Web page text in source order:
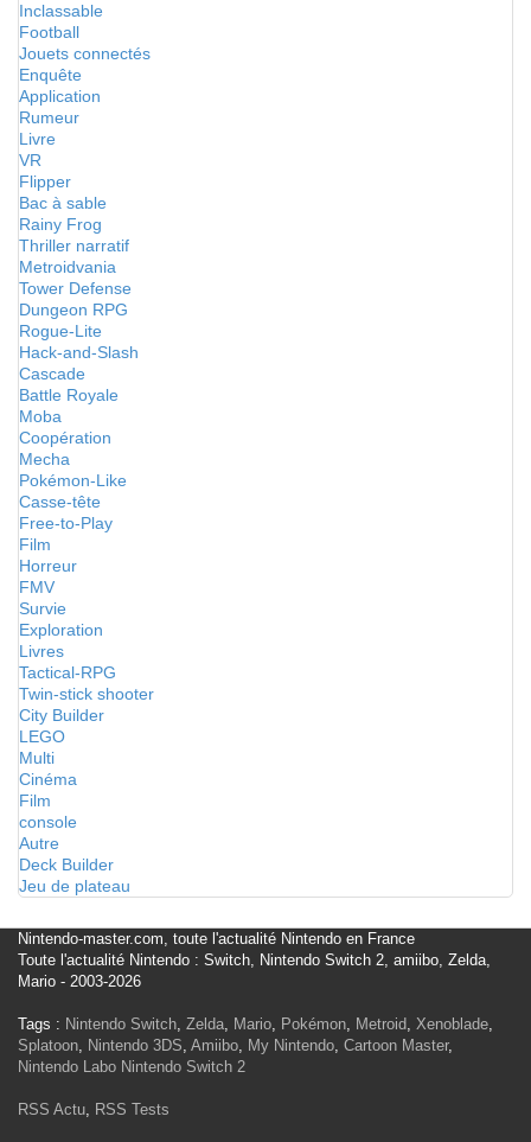
Inclassable
Football
Jouets connectés
Enquête
Application
Rumeur
Livre
VR
Flipper
Bac à sable
Rainy Frog
Thriller narratif
Metroidvania
Tower Defense
Dungeon RPG
Rogue-Lite
Hack-and-Slash
Cascade
Battle Royale
Moba
Coopération
Mecha
Pokémon-Like
Casse-tête
Free-to-Play
Film
Horreur
FMV
Survie
Exploration
Livres
Tactical-RPG
Twin-stick shooter
City Builder
LEGO
Multi
Cinéma
Film
console
Autre
Deck Builder
Jeu de plateau
Nintendo-master.com, toute l'actualité Nintendo en France
Toute l'actualité Nintendo : Switch, Nintendo Switch 2, amiibo, Zelda,
Mario - 2003-2026
Tags : Nintendo Switch, Zelda, Mario, Pokémon, Metroid, Xenoblade,
Splatoon, Nintendo 3DS, Amiibo, My Nintendo, Cartoon Master,
Nintendo Labo Nintendo Switch 2
RSS Actu, RSS Tests